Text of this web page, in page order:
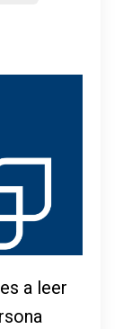
a leer